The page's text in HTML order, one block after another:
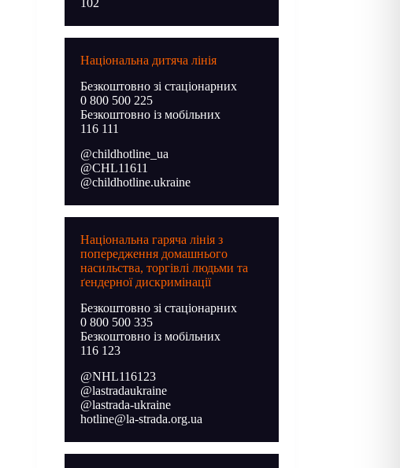
102
Національна дитяча лінія
Безкоштовно зі стаціонарних
0 800 500 225
Безкоштовно із мобільних
116 111
@childhotline_ua
@CHL11611
@childhotline.ukraine
Національна гаряча лінія з
попередження домашнього
насильства, торгівлі людьми та
ґендерної дискримінації
Безкоштовно зі стаціонарних
0 800 500 335
Безкоштовно із мобільних
116 123
@NHL116123
@lastradaukraine
@lastrada-ukraine
hotline@la-strada.org.ua